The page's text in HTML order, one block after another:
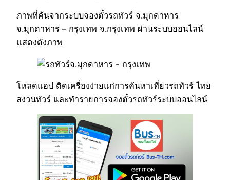
ภาพที่ค้นจากระบบจองตั๋วรถทัวร์ จ.มุกดาหาร
จ.มุกดาหาร – กรุงเทพ จ.กรุงเทพ ผ่านระบบออนไลน์
แสดงดังภาพ
โหลดแอป ติดเครื่องง่ายแก่การค้นหาเที่ยวรถทัวร์ ไทย
สงวนทัวร์ และทำรายการจองตั๋วรถทัวร์ระบบออนไลน์